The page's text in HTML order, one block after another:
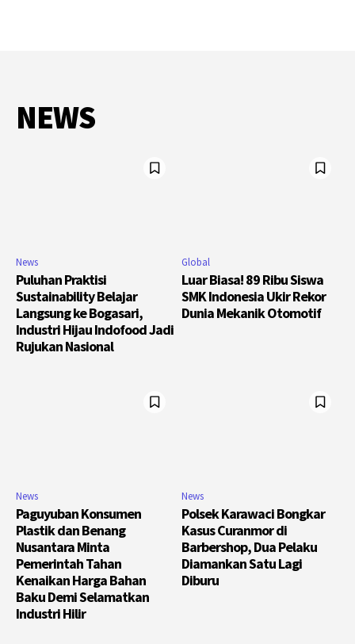
NEWS
News
Puluhan Praktisi
Sustainability Belajar
Langsung ke Bogasari,
Industri Hijau Indofood Jadi
Rujukan Nasional
Global
Luar Biasa! 89 Ribu Siswa
SMK Indonesia Ukir Rekor
Dunia Mekanik Otomotif
News
Paguyuban Konsumen
Plastik dan Benang
Nusantara Minta
Pemerintah Tahan
Kenaikan Harga Bahan
Baku Demi Selamatkan
Industri Hilir
News
Polsek Karawaci Bongkar
Kasus Curanmor di
Barbershop, Dua Pelaku
Diamankan Satu Lagi
Diburu